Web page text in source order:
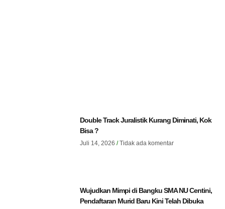
Double Track Juralistik Kurang Diminati, Kok
Bisa ?
Juli 14, 2026 Tidak ada komentar
Wujudkan Mimpi di Bangku SMA NU Centini,
Pendaftaran Murid Baru Kini Telah Dibuka